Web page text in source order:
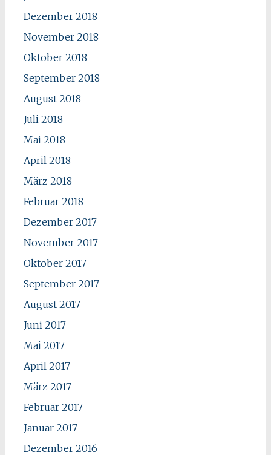
Dezember 2018
November 2018
Oktober 2018
September 2018
August 2018
Juli 2018
Mai 2018
April 2018
März 2018
Februar 2018
Dezember 2017
November 2017
Oktober 2017
September 2017
August 2017
Juni 2017
Mai 2017
April 2017
März 2017
Februar 2017
Januar 2017
Dezember 2016